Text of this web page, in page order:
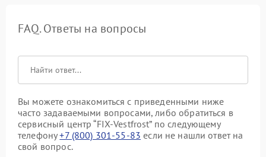
FAQ. Ответы на вопросы
Вы можете ознакомиться с приведенными ниже
часто задаваемыми вопросами, либо обратиться в
сервисный центр “FIX-Vestfrost” по следующему
телефону+7 (800) 301-55-83 если не нашли ответ на
свой вопрос.